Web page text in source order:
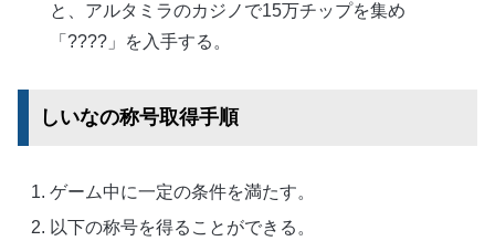
と、アルタミラのカジノで15万チップを集め
「????」を入手する。
しいなの称号取得手順
ゲーム中に一定の条件を満たす。
以下の称号を得ることができる。